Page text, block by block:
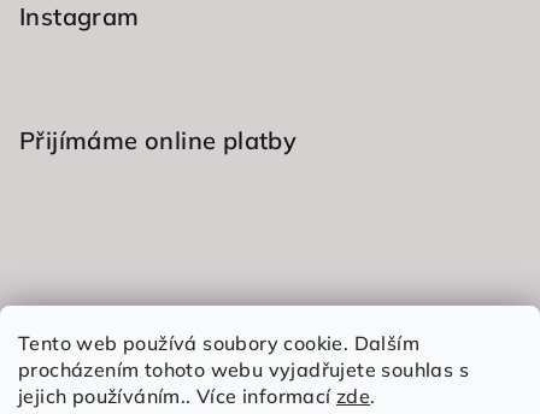
Tento web používá soubory cookie. Dalším
procházením tohoto webu vyjadřujete souhlas s
jejich používáním.. Více informací zde.
Instagram
Přijímáme online platby
Informace pro vás
Obchodní podmínky